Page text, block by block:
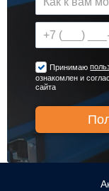
Принимаю
ознакомлен и
сайта